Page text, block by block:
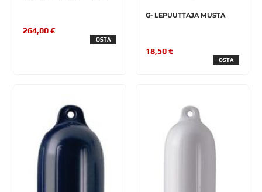
264,00 €
OSTA
G- LEPUUTTAJA MUSTA
18,50 €
OSTA